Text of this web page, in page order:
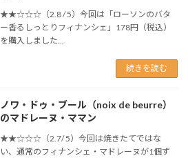
★★☆☆☆（2.8 / 5）今回は「ローソンのバタ
ー香るしっとりフィナンシェ」178円（税込）
を購入しました...
続きを読む
ノワ・ドゥ・ブール（noix de beurre）
のマドレーヌ・ママン
★★☆☆☆（2.7/ 5）今回は焼きたてではな
い、通常のフィナンシェ・マドレーヌが1個ず